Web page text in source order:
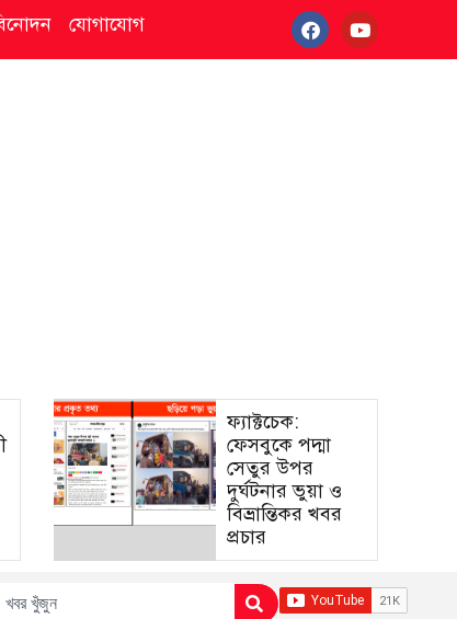
যোগাযোগ
ফ্যাক্টচেক:
ফেসবুকে পদ্মা
সেতুর উপর
দুর্ঘটনার ভুয়া ও
বিভ্রান্তিকর খবর
প্রচার